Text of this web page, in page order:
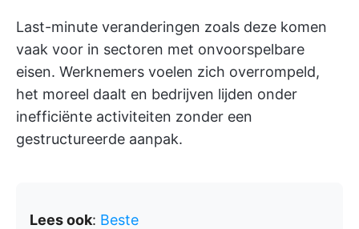
Last-minute veranderingen zoals deze komen
vaak voor in sectoren met onvoorspelbare
eisen. Werknemers voelen zich overrompeld,
het moreel daalt en bedrijven lijden onder
inefficiënte activiteiten zonder een
gestructureerde aanpak.
Lees ook: Beste